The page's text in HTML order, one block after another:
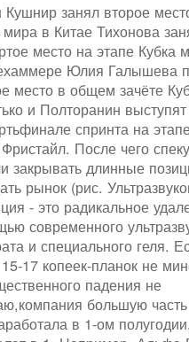
Кушнир занял второе
мира в Китае Тихонова
место на этапе Кубка
Юлия Галышева
место в общем зачёте
и Полторанин
спринта на
После чего
закрывать длинные
рынок (рис.
- это радикальное
современного
и специального геля.
15-17 копеек-планок не
падения не
большую
в 1-ом